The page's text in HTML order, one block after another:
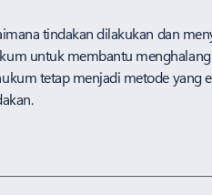
tindakan dilakukan dan
untuk membantu
tetap menjadi metode